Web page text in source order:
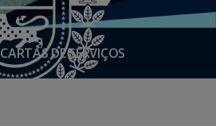
CARTAS DE SERVIÇOS